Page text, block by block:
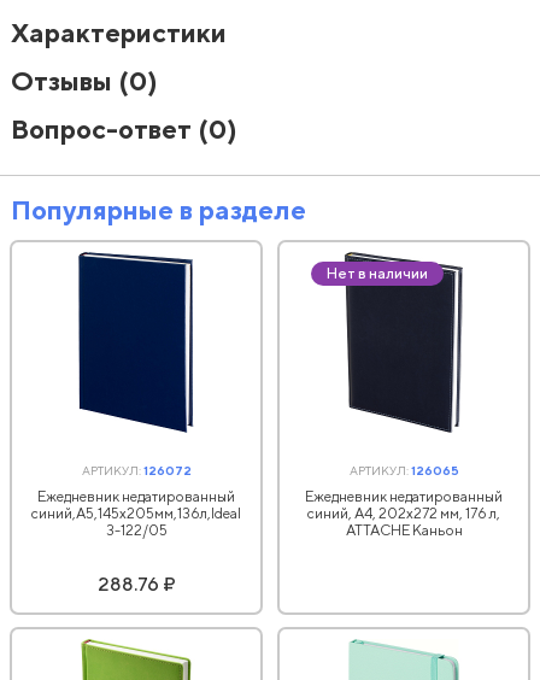
Характеристики
Отзывы (0)
Вопрос-ответ (0)
Популярные в разделе
АРТИКУЛ:126072
Ежедневник недатированный
синий,А5,145х205мм,136л,Ideal
3-122/05
288.76 ₽
Нет в наличии
АРТИКУЛ:126065
Ежедневник недатированный
синий, А4, 202х272 мм, 176 л,
АТТАСНЕ Каньон